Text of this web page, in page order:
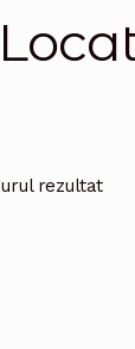
rezultat